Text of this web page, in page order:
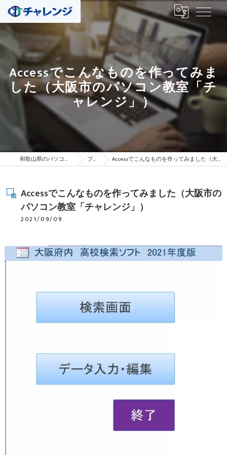
Accessでこんなものを作ってみま
した（大阪市のパソコン教室「チ
ャレンジ」）
和歌山県のパソコン教室はチャレンジ ブログ Accessでこんなものを作ってみました（大阪市のパソコン教室「チャレンジ」）
Accessでこんなものを作ってみました（大阪市の
パソコン教室「チャレンジ」）
2021/09/09